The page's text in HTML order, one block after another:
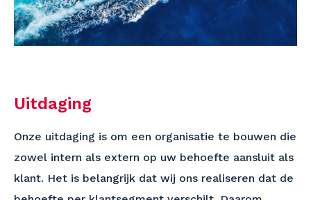
Uitdaging
Onze uitdaging is om een organisatie te bouwen die
zowel intern als extern op uw behoefte aansluit als
klant. Het is belangrijk dat wij ons realiseren dat de